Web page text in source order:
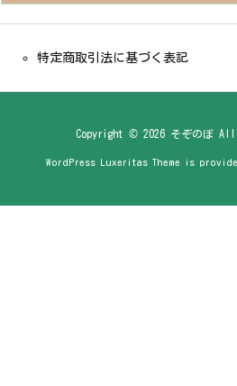
特定商取引法に基づく表記
Copyright © 2026 そぞのぼAll
WordPress Luxeritas Theme is